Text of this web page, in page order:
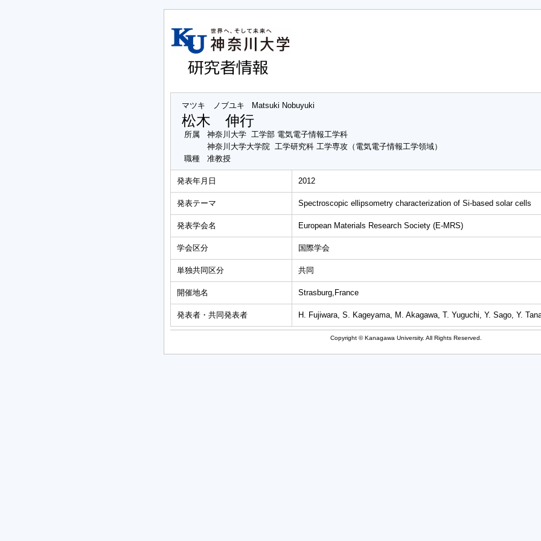
マツキ ノブユキ Matsuki Nobuyuki
松木 伸行
所属
神奈川大学 工学部 電気電子情報工学科
神奈川大学大学院 工学研究科 工学専攻（電気電子情報工学領域）
職種
准教授
発表年月日 2012
発表テーマ Spectroscopic ellipsometry characterization of Si-based solar cells
発表学会名 European Materials Research Society (E-MRS)
学会区分 国際学会
単独共同区分 共同
開催地名 Strasburg,France
発表者・共同発表者 H. Fujiwara, S. Kageyama, M. Akagawa, T. Yuguchi, Y. Sago, Y.
Copyright © Kanagawa University. All Rights Reserved.